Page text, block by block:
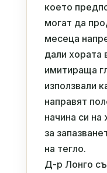
което
могат да
месеца
дали хората
имитираща
използвали
направят
начина си
за
на тегло.
Д-р Лонго